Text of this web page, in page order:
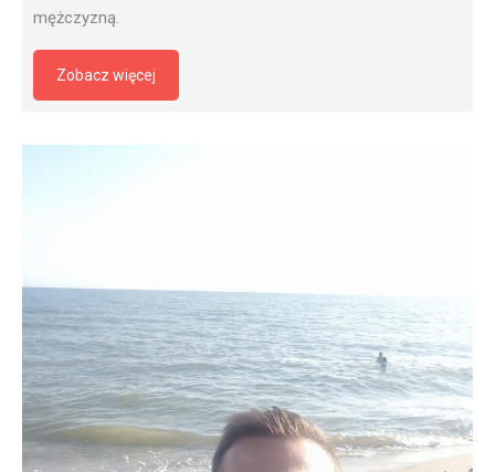
mężczyzną.
Zobacz więcej